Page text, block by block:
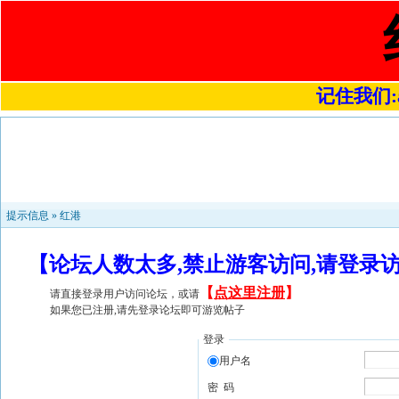
记住我们
提示信息 » 红港
【论坛人数太多,禁止游客访问,请登
请直接登录用户访问论坛，或请 【 点这里注册】
如果您已注册,请先登录论坛即可游览帖子
登录
用户名
密 码